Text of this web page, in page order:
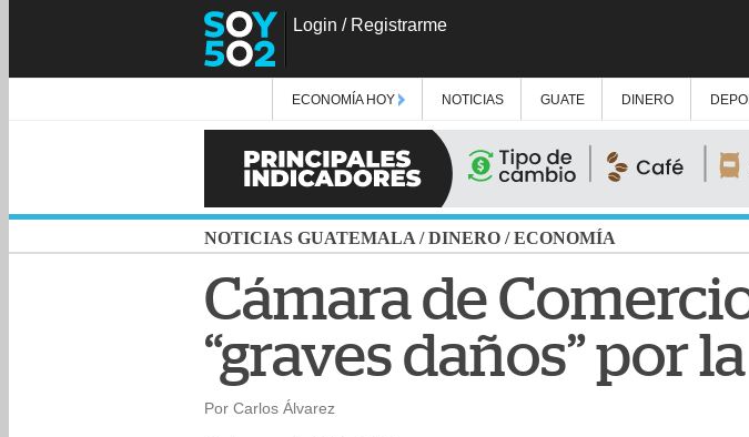
Login / Registrarme
ECONOMÍA HOY NOTICIAS GUATE DINERO
NOTICIAS GUATEMALA /DINERO /ECONOMÍA
Cámara de
“graves daños” por
Por Carlos Álvarez